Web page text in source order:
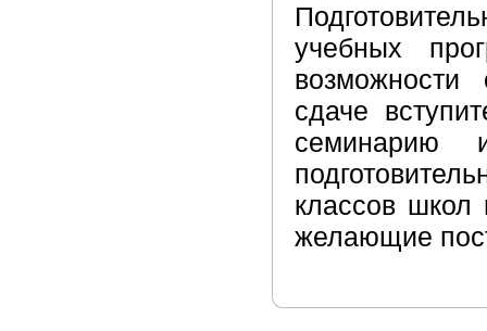
учебных
возможности
сдаче
классов
желающие